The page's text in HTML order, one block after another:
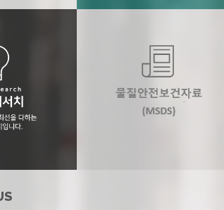
품보기
약목록 입니다..
찾아오시는길
에코리서치를 찾아오시는 쉽고 빠른 길을 알려
드립니다.